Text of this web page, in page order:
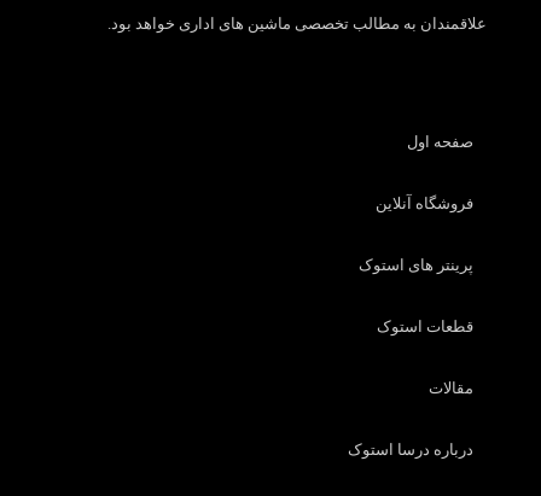
علاقمندان به مطالب تخصصی ماشین های اداری خواهد بود.
صفحه اول
فروشگاه آنلاین
پرینتر های استوک
قطعات استوک
مقالات
درباره درسا استوک